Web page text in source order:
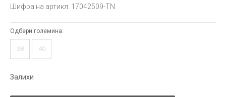
Шифра на артикл: 17042509-TN
Одбери големина:
38 40
Залихи